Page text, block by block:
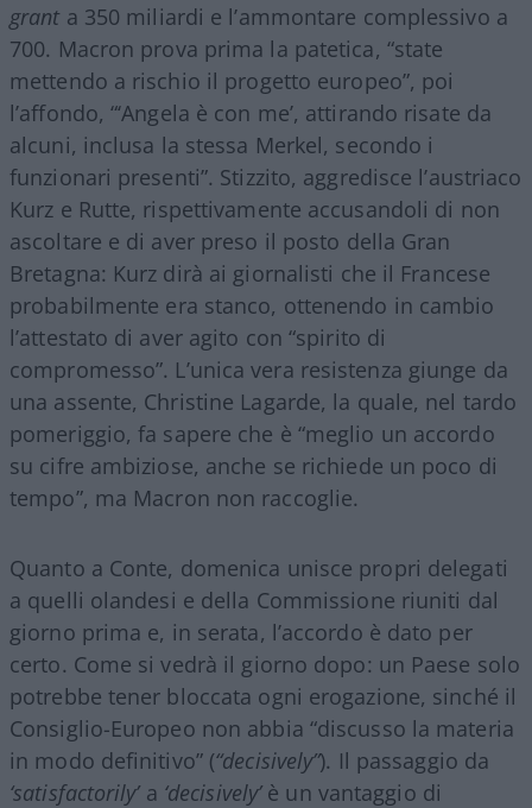
grant a 350 miliardi e l’ammontare complessivo a
700. Macron prova prima la patetica, “state
mettendo a rischio il progetto europeo”, poi
l’affondo, “‘Angela è con me’, attirando risate da
alcuni, inclusa la stessa Merkel, secondo i
funzionari presenti”. Stizzito, aggredisce l’austriaco
Kurz e Rutte, rispettivamente accusandoli di non
ascoltare e di aver preso il posto della Gran
Bretagna: Kurz dirà ai giornalisti che il Francese
probabilmente era stanco, ottenendo in cambio
l’attestato di aver agito con “spirito di
compromesso”. L’unica vera resistenza giunge da
una assente, Christine Lagarde, la quale, nel tardo
pomeriggio, fa sapere che è “meglio un accordo
su cifre ambiziose, anche se richiede un poco di
tempo”, ma Macron non raccoglie.
Quanto a Conte, domenica unisce propri delegati
a quelli olandesi e della Commissione riuniti dal
giorno prima e, in serata, l’accordo è dato per
certo. Come si vedrà il giorno dopo: un Paese solo
potrebbe tener bloccata ogni erogazione, sinché il
Consiglio-Europeo non abbia “discusso la materia
in modo definitivo” (“decisively”). Il passaggio da
‘satisfactorily’a ‘decisively’è un vantaggio di